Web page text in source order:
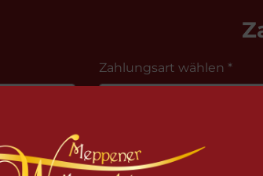
*
Zahlungsart wählen *
abweichender